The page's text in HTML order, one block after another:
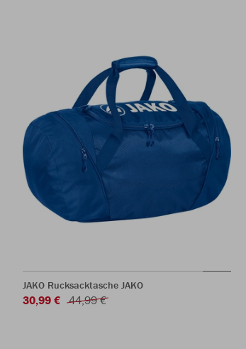
JAKO Rucksacktasche JAKO
30,99 € 44,99 €